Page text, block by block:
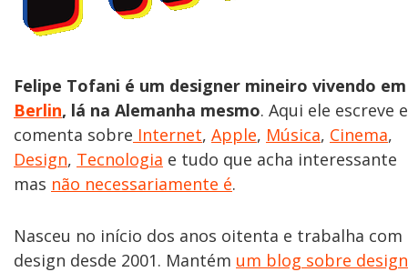
Felipe Tofani é um designer mineiro vivendo em
Berlin, lá na Alemanha mesmo. Aqui ele escreve e
comenta sobre Internet, Apple, Música, Cinema,
Design, Tecnologia e tudo que acha interessante
mas não necessariamente é.
Nasceu no início dos anos oitenta e trabalha com
design desde 2001. Mantém um blog sobre design